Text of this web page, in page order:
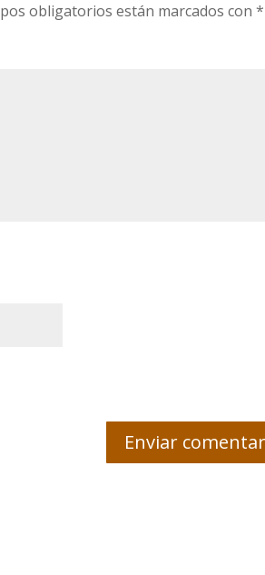
obligatorios están marcados con*